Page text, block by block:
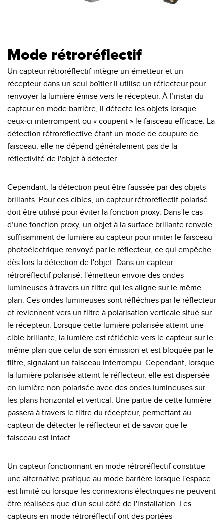
Mode rétroréflectif
Un capteur rétroréflectif intègre un émetteur et un
récepteur dans un seul boîtier Il utilise un réflecteur pour
renvoyer la lumière émise vers le récepteur. À l’instar du
capteur en mode barrière, il détecte les objets lorsque
ceux-ci interrompent ou « coupent » le faisceau efficace. La
détection rétroréflective étant un mode de coupure de
faisceau, elle ne dépend généralement pas de la
réflectivité de l'objet à détecter.
Cependant, la détection peut être faussée par des objets
brillants. Pour ces cibles, un capteur rétroréflectif polarisé
doit être utilisé pour éviter la fonction proxy. Dans le cas
d’une fonction proxy, un objet à la surface brillante renvoie
suffisamment de lumière au capteur pour imiter le faisceau
photoélectrique renvoyé par le réflecteur, ce qui empêche
dès lors la détection de l'objet. Dans un capteur
rétroréflectif polarisé, l'émetteur envoie des ondes
lumineuses à travers un filtre qui les aligne sur le même
plan. Ces ondes lumineuses sont réfléchies par le réflecteur
et reviennent vers un filtre à polarisation verticale situé sur
le récepteur. Lorsque cette lumière polarisée atteint une
cible brillante, la lumière est réfléchie vers le capteur sur le
même plan que celui de son émission et est bloquée par le
filtre, signalant un faisceau interrompu. Cependant, lorsque
la lumière polarisée atteint le réflecteur, elle est dispersée
en lumière non polarisée avec des ondes lumineuses sur
les plans horizontal et vertical. Une partie de cette lumière
passera à travers le filtre du récepteur, permettant au
capteur de détecter le réflecteur et de savoir que le
faisceau est intact.
Un capteur fonctionnant en mode rétroréflectif constitue
une alternative pratique au mode barrière lorsque l'espace
est limité ou lorsque les connexions électriques ne peuvent
être réalisées que d'un seul côté de l'installation. Les
capteurs en mode rétroréflectif ont des portées